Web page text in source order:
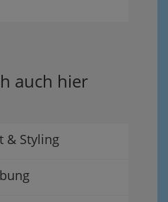
auch hier
& Styling